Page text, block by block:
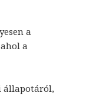
a
a
állapotáról,